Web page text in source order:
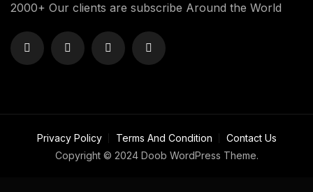
2000+ Our clients are subscribe Around the World
Privacy Policy Terms And Condition
Contact Us
Copyright © 2024 Doob WordPress Theme.